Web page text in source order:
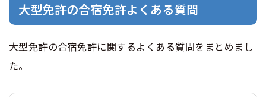
大型免許の合宿免許よくある質問
大型免許の合宿免許に関するよくある質問をまとめまし
た。